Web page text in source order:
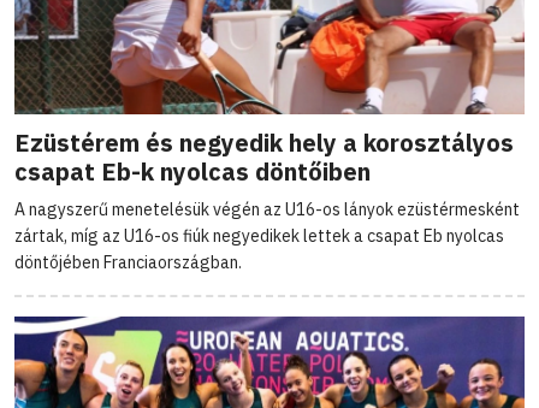
Ezüstérem és negyedik hely a korosztályos
csapat Eb-k nyolcas döntőiben
A nagyszerű menetelésük végén az U16-os lányok ezüstérmesként
zártak, míg az U16-os fiúk negyedikek lettek a csapat Eb nyolcas
döntőjében Franciaországban.